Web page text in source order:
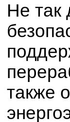
Не так
также